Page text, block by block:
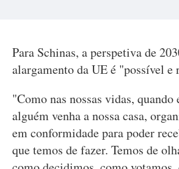
Para Schinas, a perspetiva de
alargamento da UE é "possível e
"Como nas nossas vidas, quando
alguém venha a nossa casa,
em conformidade para poder
que temos de fazer. Temos de